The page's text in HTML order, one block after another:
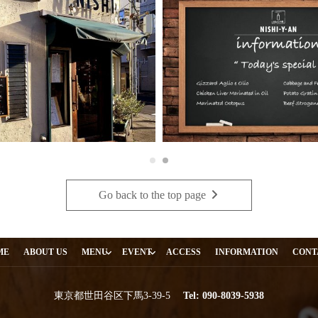
Go back to the top page
ABOUT US MENU EVENT ACCESS INFORMATION
東京都世田谷区下馬3-39-5 Tel: 090-8039-5938